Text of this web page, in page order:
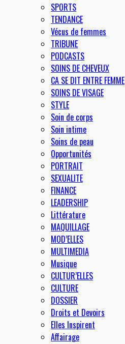
SPORTS
TENDANCE
Vécus de femmes
TRIBUNE
PODCASTS
SOINS DE CHEVEUX
CA SE DIT ENTRE FEMME
SOINS DE VISAGE
STYLE
Soin de corps
Soin intime
Soins de peau
Opportunités
PORTRAIT
SEXUALITE
FINANCE
LEADERSHIP
Littérature
MAQUILLAGE
MOD’ELLES
MULTIMEDIA
Musique
CULTUR’ELLES
CULTURE
DOSSIER
Droits et Devoirs
Elles Inspirent
Affairage